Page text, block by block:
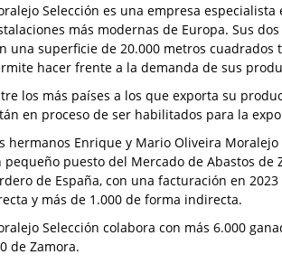
Selección es una empresa
más modernas de Europa. Sus
una superficie de 20.000 metros
hacer frente a la demanda de sus
los más países a los que exporta su
en proceso de ser habilitados para la
hermanos Enrique y Mario Oliveira
pequeño puesto del Mercado de Abastos
de España, con una facturación en
y más de 1.000 de forma indirecta.
Selección colabora con más 6.000
de Zamora.